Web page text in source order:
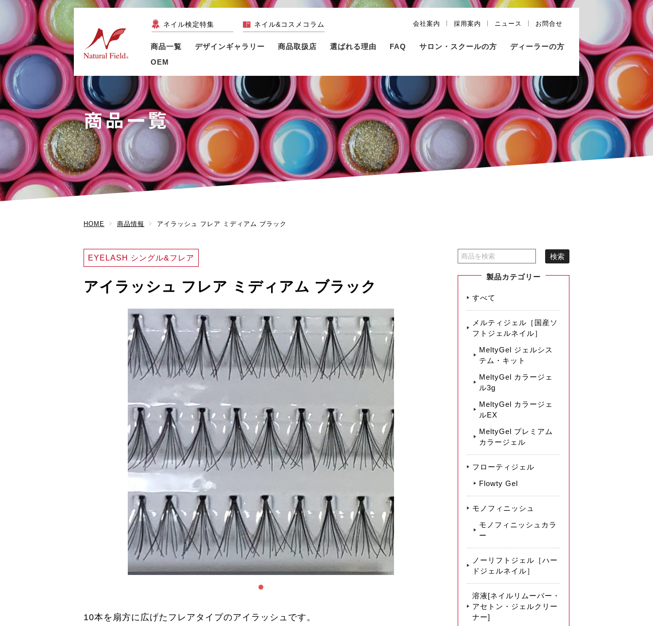
ネイル検定特集 ネイル&コスメコラム 会社案内 採用案内 ニュース お問合せ
商品一覧 デザインギャラリー 商品取扱店 選ばれる理由 FAQ サロン・スクールの方
ディーラーの方
OEM
商品一覧
HOME 商品情報 アイラッシュ フレア ミディアム ブラック
EYELASH シングル&フレア
アイラッシュ フレア ミディアム ブラック
10本を扇方に広げたフレアタイプのアイラッシュです。
製品カテゴリー
すべて
メルティジェル［国産ソ
フトジェルネイル］
MeltyGel ジェルシス
テム・キット
MeltyGel カラージェ
ル3g
MeltyGel カラージェ
ルEX
MeltyGel プレミアム
カラージェル
フローティジェル
Flowty Gel
モノフィニッシュ
モノフィニッシュカラ
ー
ノーリフトジェル［ハー
ドジェルネイル］
溶液[ネイルリムーバー・
アセトン・ジェルクリー
ナー]